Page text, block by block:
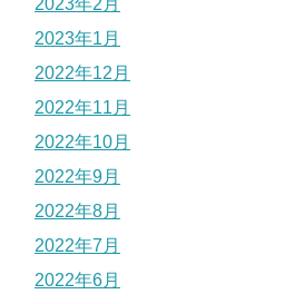
2023年2月
2023年1月
2022年12月
2022年11月
2022年10月
2022年9月
2022年8月
2022年7月
2022年6月